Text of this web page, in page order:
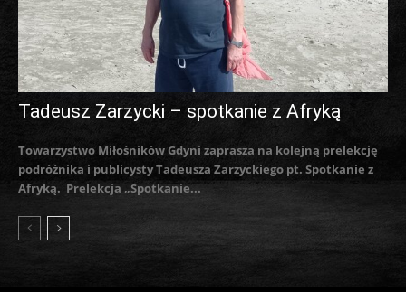
Tadeusz Zarzycki – spotkanie z Afryką
Towarzystwo Miłośników Gdyni zaprasza na kolejną prelekcję
podróżnika i publicysty Tadeusza Zarzyckiego pt. Spotkanie z
Afryką. Prelekcja „Spotkanie...